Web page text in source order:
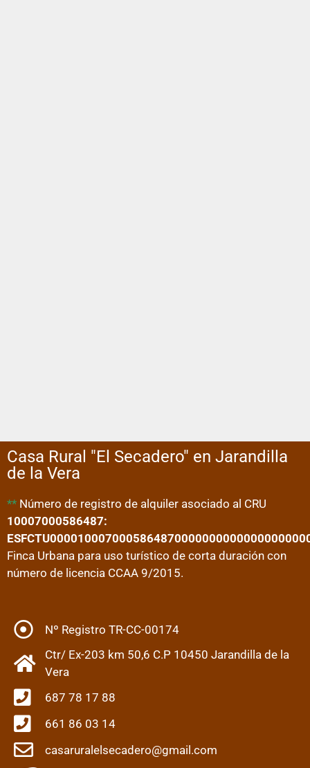
Casa Rural "El Secadero" en Jarandilla
de la Vera
** Número de registro de alquiler asociado al CRU
10007000586487:
Finca Urbana para uso turístico de corta duración con
número de licencia CCAA 9/2015.
Nº Registro TR-CC-00174
Ctr/ Ex-203 km 50,6 C.P 10450 Jarandilla de la
Vera
687 78 17 88
661 86 03 14
casaruralelsecadero@gmail.com